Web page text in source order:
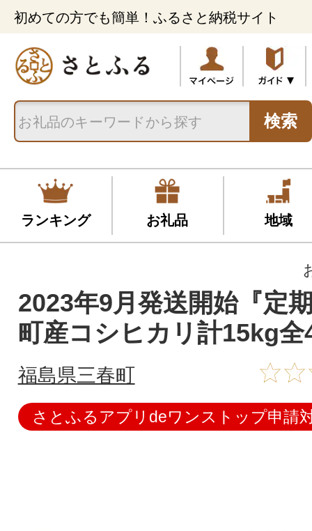
初めての方でも簡単！ふるさと納税サイト
検索
ランキング お礼品 地域
2023年9月発送開始『定
町産コシヒカリ計15kg全
福島県三春町
さとふるアプリdeワンストップ申請